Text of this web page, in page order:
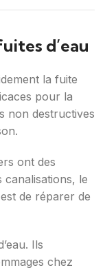
d’eau
la fuite
pour la
non destructives
ont des
le
de réparer de
Ils
chez